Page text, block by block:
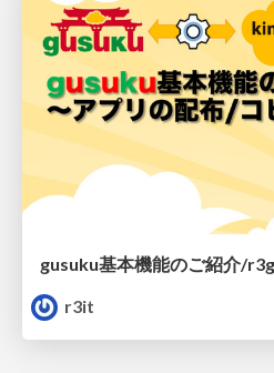
gusuku基本機能のご紹介/
r3it